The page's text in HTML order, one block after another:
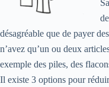
désagréable que de payer
n’avez qu’un ou deux
exemple des piles, des
Il existe 3 options pour